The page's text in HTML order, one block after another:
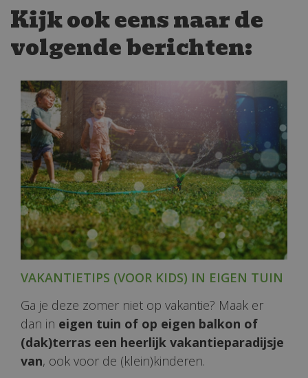
Kijk ook eens naar de
volgende berichten:
VAKANTIETIPS (VOOR KIDS) IN EIGEN TUIN
Ga je deze zomer niet op vakantie? Maak er
dan in eigen tuin of op eigen balkon of
(dak)terras een heerlijk vakantieparadijsje
van, ook voor de (klein)kinderen.